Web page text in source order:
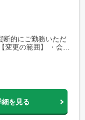
断的にご勤務いただ
細を見る